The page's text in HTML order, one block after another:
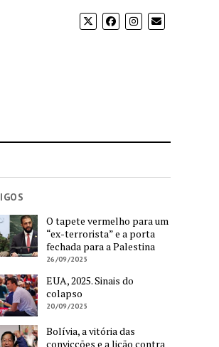
O tapete vermelho para um
“ex-terrorista” e a porta
fechada para a Palestina
26/09/2025
EUA, 2025. Sinais do
colapso
20/09/2025
Bolívia, a vitória das
convicções e a lição contra